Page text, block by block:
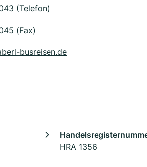
(Telefon)
(Fax)
busreisen.de
HRA 1356